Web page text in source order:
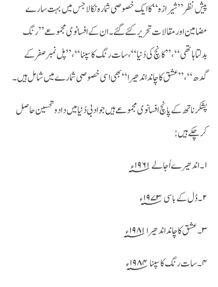
پیش نظر ’’شیرازہ ‘‘ کا ایک خصوصی شمارہ نکالا جس میں بہت سارے
مضامین اور مقالات تحریر کئے گئے ۔ان کے افسانوی مجموعے ’’رنگ
بدلتا ہاتھی ‘‘،’’کانچ کی دُنیا ‘‘ ،سات رنگ کا سپنا ‘‘،’’پل نمبر صفر کے
گدھ ‘‘ ،’’عشق کا چاند اندھیرا ‘‘ بھی اسی خصوصی شمارے میں شامل ہیں ۔
پشکر ناتھ کے پانچ افسانوی مجموعے ہیں جو ادبی دُنیا میں داد و تحسین حاصل
کر چکے ہیں :
۱۔اندھیرے اُجالے ۱۹۶۱؁ء
۲۔ڈل کے باسی ۱۹۷۳؁ء
۳۔عشق کا چاند اندھیرا ۱۹۸۱؁ء
۴۔سات رنگ کا سپنا ۱۹۸۴؁ء